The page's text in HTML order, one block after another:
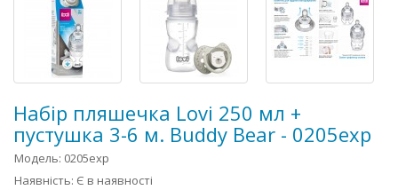
Набір пляшечка Lovi 250 мл +
пустушка 3-6 м. Buddy Bear - 0205exp
Модель: 0205exp
Наявність: Є в наявності